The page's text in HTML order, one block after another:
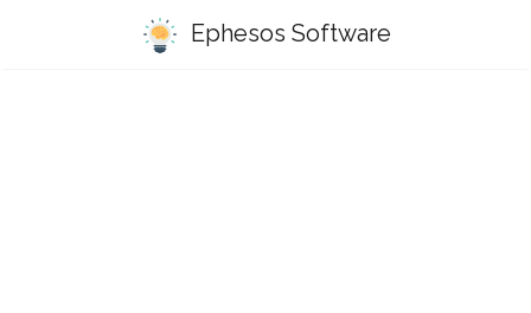
Ephesos Software